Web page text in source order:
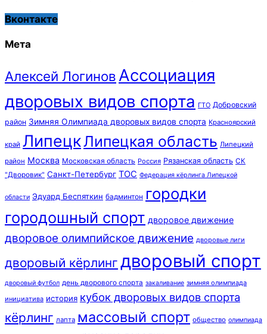
Вконтакте
Мета
Алексей ЛогиновАссоциация
дворовых видов спорта ГТО Добровский
район Зимняя Олимпиада дворовых видов спорта Красноярский
край ЛипецкЛипецкая область Липецкий
район Москва Московская область Россия Рязанская область СК
"Дворовик" Санкт-Петербург ТОС Федерация кёрлинга Липецкой
области Эдуард Беспяткин бадминтон городки
городошный спорт дворовое движение
дворовое олимпийское движение дворовые лиги
дворовый кёрлинг дворовый спорт
дворовый футбол день дворового спорта закаливание зимняя олимпиада
инициатива история кубок дворовых видов спорта
кёрлинг лапта массовый спорт общество олимпиада